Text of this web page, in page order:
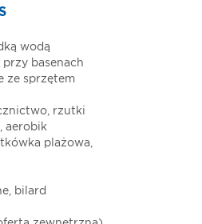
wodą
przy basenach
ze sprzętem
rzutki
aerobik
plażowa,
bilard